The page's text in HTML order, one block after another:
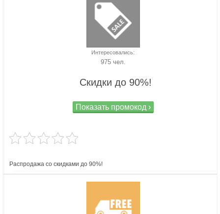
Интересовались:
975 чел.
Скидки до 90%!
Показать промокод ›
Распродажа со скидками до 90%!